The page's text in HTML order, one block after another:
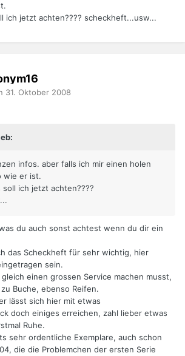
ich jetzt achten???? scheckheft...usw...
31. Oktober 2008
infos. aber falls ich mir einen holen
wie er ist.
ich jetzt achten????
du auch sonst achtest wenn du dir ein
das Scheckheft für sehr wichtig, hier
sein.
einen grossen Service machen musst,
Buche, ebenso Reifen.
lässt sich hier mit etwas
doch einiges erreichen, zahl lieber etwas
Ruhe.
sehr ordentliche Exemplare, auch schon
die die Problemchen der ersten Serie